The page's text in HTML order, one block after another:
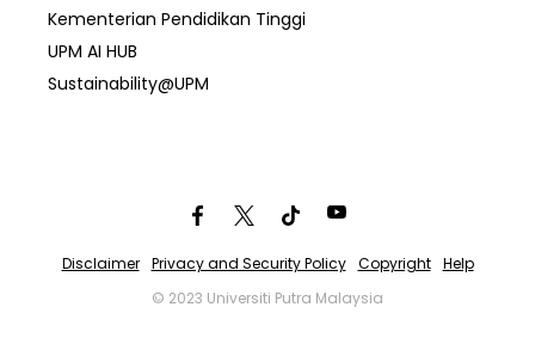
Kementerian Pendidikan Tinggi
UPM AI HUB
Sustainability@UPM
Disclaimer Privacy and Security Policy Copyright
Help
© 2023 Universiti Putra Malaysia